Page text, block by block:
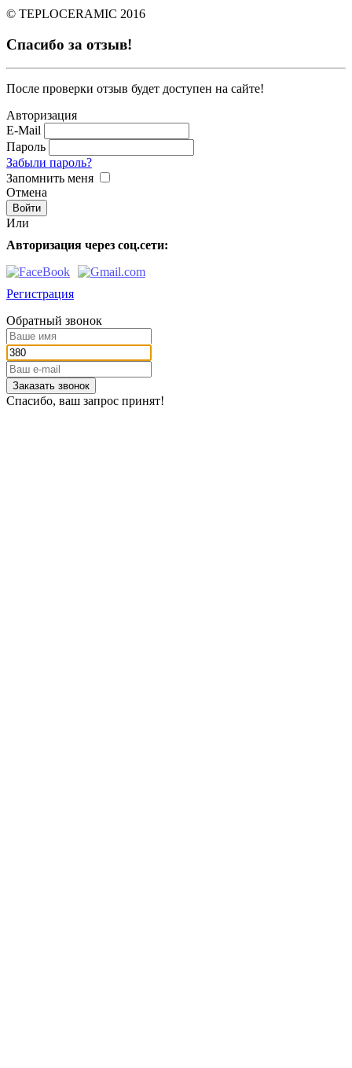
© TEPLOCERAMIC 2016
Спасибо за отзыв!
После проверки отзыв будет доступен на сайте!
Авторизация
E-Mail
Пароль
Забыли пароль?
Запомнить меня
Отмена
Или
Авторизация через соц.сети:
Регистрация
Обратный звонок
Заказать звонок
Спасибо, ваш запрос принят!